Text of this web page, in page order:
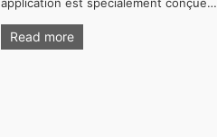
Read more